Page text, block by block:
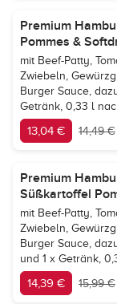
Premium
Pommes &
mit Beef-Patty,
Zwiebeln,
Burger Sauce,
Getränk, 0,33 l
13,04 € 14,49 €
Premium
Süßkartoffel
mit Beef-Patty,
Zwiebeln,
Burger Sauce,
und 1 x Getränk,
14,39 € 15,99 €